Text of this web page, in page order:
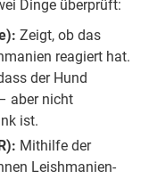
Dinge überprüft:
Zeigt, ob das
reagiert hat.
der Hund
aber nicht
ist.
Mithilfe der
Leishmanien-